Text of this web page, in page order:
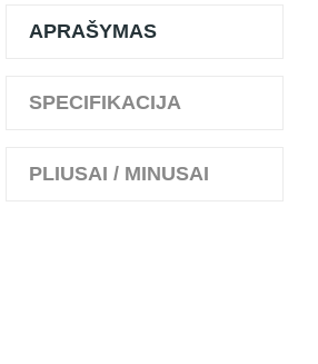
APRAŠYMAS
SPECIFIKACIJA
PLIUSAI / MINUSAI